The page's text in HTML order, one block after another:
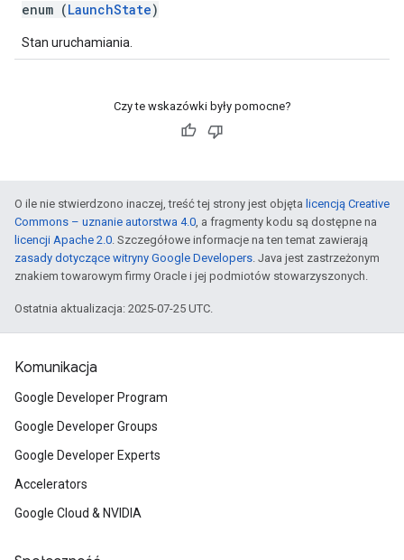
enum (LaunchState)
Stan uruchamiania.
Czy te wskazówki były pomocne?
O ile nie stwierdzono inaczej, treść tej strony jest objęta licencją Creative
Commons – uznanie autorstwa 4.0, a fragmenty kodu są dostępne na
licencji Apache 2.0. Szczegółowe informacje na ten temat zawierają
zasady dotyczące witryny Google Developers. Java jest zastrzeżonym
znakiem towarowym firmy Oracle i jej podmiotów stowarzyszonych.
Ostatnia aktualizacja: 2025-07-25 UTC.
Komunikacja
Google Developer Program
Google Developer Groups
Google Developer Experts
Accelerators
Google Cloud & NVIDIA